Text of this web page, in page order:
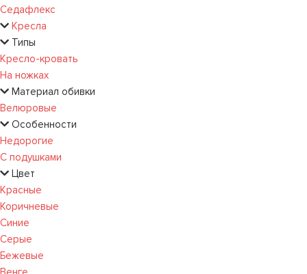
Седафлекс
Кресла
Типы
Кресло-кровать
На ножках
Материал обивки
Велюровые
Особенности
Недорогие
С подушками
Цвет
Красные
Коричневые
Синие
Серые
Бежевые